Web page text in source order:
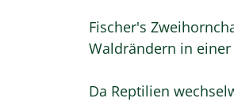
Fischer's
Waldrändern in
Da Reptilien